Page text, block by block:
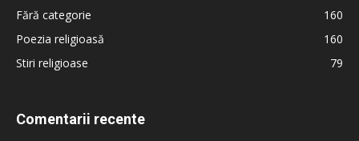
Fără categorie
160
Poezia religioasă
160
Stiri religioase
79
Comentarii recente